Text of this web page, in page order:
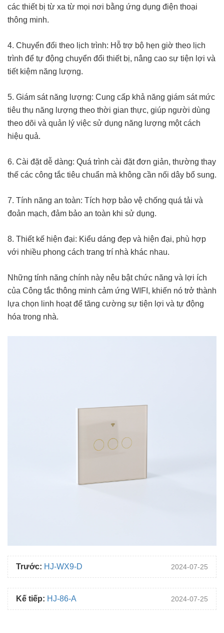
các thiết bị từ xa từ mọi nơi bằng ứng dụng điện thoại
thông minh.
4. Chuyển đổi theo lịch trình: Hỗ trợ bộ hẹn giờ theo lịch
trình để tự động chuyển đổi thiết bị, nâng cao sự tiện lợi và
tiết kiệm năng lượng.
5. Giám sát năng lượng: Cung cấp khả năng giám sát mức
tiêu thụ năng lượng theo thời gian thực, giúp người dùng
theo dõi và quản lý việc sử dụng năng lượng một cách
hiệu quả.
6. Cài đặt dễ dàng: Quá trình cài đặt đơn giản, thường thay
thế các công tắc tiêu chuẩn mà không cần nối dây bổ sung.
7. Tính năng an toàn: Tích hợp bảo vệ chống quá tải và
đoản mạch, đảm bảo an toàn khi sử dụng.
8. Thiết kế hiện đại: Kiểu dáng đẹp và hiện đại, phù hợp
với nhiều phong cách trang trí nhà khác nhau.
Những tính năng chính này nêu bật chức năng và lợi ích
của Công tắc thông minh cảm ứng WIFI, khiến nó trở thành
lựa chọn linh hoạt để tăng cường sự tiện lợi và tự động
hóa trong nhà.
Trước: HJ-WX9-D 2024-07-25
Kế tiếp: HJ-86-A 2024-07-25